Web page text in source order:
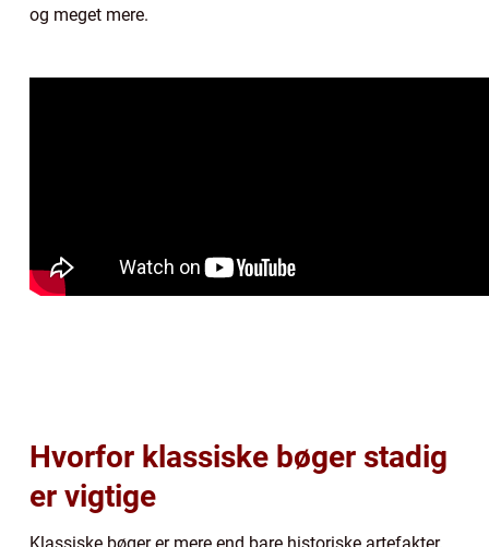
og meget mere.
Hvorfor klassiske bøger stadig
er vigtige